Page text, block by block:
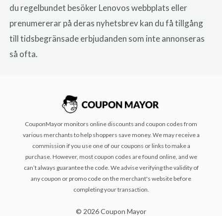
du regelbundet besöker Lenovos webbplats eller
prenumererar på deras nyhetsbrev kan du få tillgång
till tidsbegränsade erbjudanden som inte annonseras
så ofta.
CouponMayor monitors online discounts and coupon codes from
various merchants to help shoppers save money. We may receive a
commission if you use one of our coupons or links to make a
purchase. However, most coupon codes are found online, and we
can’t always guarantee the code. We advise verifying the validity of
any coupon or promo code on the merchant's website before
completing your transaction.
© 2026 Coupon Mayor